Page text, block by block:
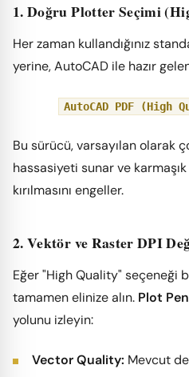
1. Doğru Plotter Seçimi
Her zaman kullandığınız
yerine, AutoCAD ile hazır
AutoCAD PDF
Bu sürücü, varsayılan olarak
hassasiyeti sunar ve
kırılmasını engeller.
2. Vektör ve Raster DPI
Eğer "High Quality" seçeneği
tamamen elinize alın. Plot
yolunu izleyin:
Vector Quality: Mevcut